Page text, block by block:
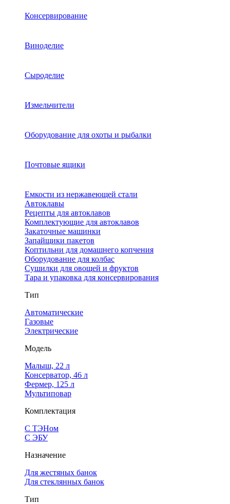
Консервирование
Виноделие
Сыроделие
Измельчители
Оборудование для охоты и рыбалки
Почтовые ящики
Емкости из нержавеющей стали
Автоклавы
Рецепты для автоклавов
Комплектующие для автоклавов
Закаточные машинки
Запайщики пакетов
Коптильни для домашнего копчения
Оборудование для колбас
Сушилки для овощей и фруктов
Тара и упаковка для консервирования
Тип
Автоматические
Газовые
Электрические
Модель
Малыш, 22 л
Консерватор, 46 л
Фермер, 125 л
Мультиповар
Комплектация
С ТЭНом
С ЭБУ
Назначение
Для жестяных банок
Для стеклянных банок
Тип